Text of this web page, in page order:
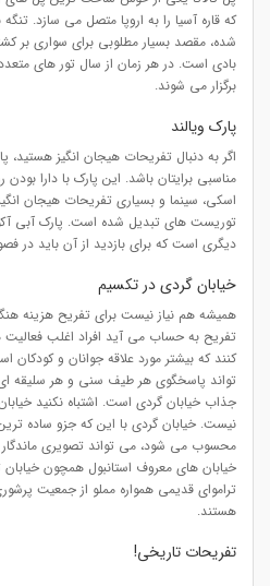
که قاره آسیا را به اروپا متصل می سازد.
شده، مقصد بسیار مطلوبی برای سواری بر
بادی است. در هر زمان از سال تور های
برگزار می شوند.
پارک ویالند
اگر به دنبال تفریحات هیجان انگیز هستید،
مناسبی برایتان باشد. این پارک با دارا
اسکی، سینما و بسیاری تفریحات هیجان
توریست های تبدیل شده است. پارک آبی
دیگری است که برای بازدید از آن باید در
خیابان گردی در تکسیم
همیشه هم نیاز نیست برای تفریح هزینه
تفریح به حساب می آید افراد اغلب
کنند که بیشتر مورد علاقه جوانان و کودکان
تواند پاسخگوی هر طیف سنی و هر سلیقه
جذاب خیابان گردی است. اشتباه نکنید
نیست. خیابان گردی با این که جزو ساده
محسوب می شود، می تواند تصویری
خیابان های معروف استانبول همچون خیابان
تراموای قدیمی همواره مملو از جمعیت
هستند.
تفریحات تاریخی!